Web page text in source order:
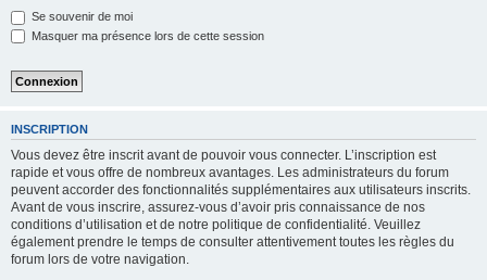
Se souvenir de moi
Masquer ma présence lors de cette session
INSCRIPTION
Vous devez être inscrit avant de pouvoir vous connecter. L’inscription est
rapide et vous offre de nombreux avantages. Les administrateurs du forum
peuvent accorder des fonctionnalités supplémentaires aux utilisateurs inscrits.
Avant de vous inscrire, assurez-vous d’avoir pris connaissance de nos
conditions d’utilisation et de notre politique de confidentialité. Veuillez
également prendre le temps de consulter attentivement toutes les règles du
forum lors de votre navigation.